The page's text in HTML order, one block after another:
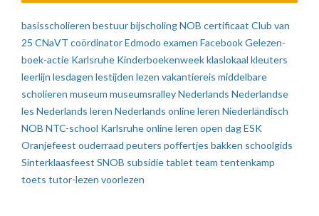
basisscholieren bestuurbijscholing NOB certificaat Club van
25 CNaVT coördinatorEdmodo examen FacebookGelezen-
boek-actie Karlsruhe Kinderboekenweekklaslokaal kleuters
leerlijn lesdagen lestijden lezen vakantiereis middelbare
scholieren museum museumsralleyNederlands Nederlandse
les Nederlands leren Nederlands online leren Niederländisch
NOB NTC-school Karlsruheonline leren open dag ESK
Oranjefeest ouderraad peuters poffertjes bakken schoolgids
Sinterklaasfeest SNOB subsidietablet team tentenkamp
toets tutor-lezen voorlezen